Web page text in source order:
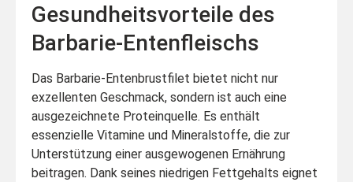
Gesundheitsvorteile des
Barbarie-Entenfleischs
Das Barbarie-Entenbrustfilet bietet nicht nur
exzellenten Geschmack, sondern ist auch eine
ausgezeichnete Proteinquelle. Es enthält
essenzielle Vitamine und Mineralstoffe, die zur
Unterstützung einer ausgewogenen Ernährung
beitragen. Dank seines niedrigen Fettgehalts eignet